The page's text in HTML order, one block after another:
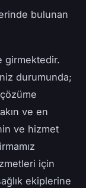
bulunan
girmektedir.
durumunda;
ve en
ve hizmet
için
ekiplerine